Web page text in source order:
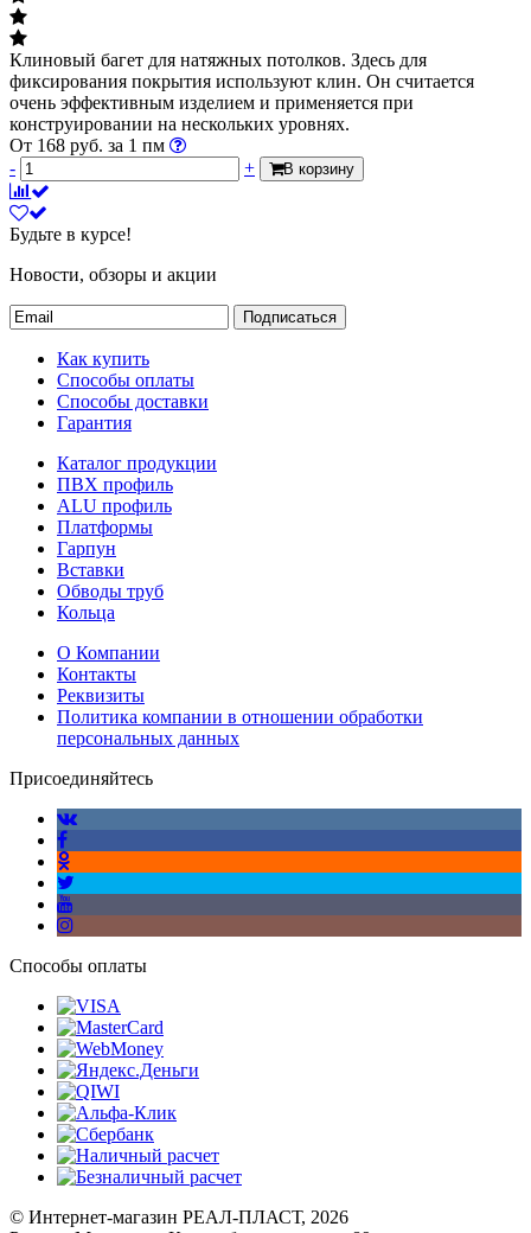
Клиновый багет для натяжных потолков. Здесь для
фиксирования покрытия используют клин. Он считается
очень эффективным изделием и применяется при
конструировании на нескольких уровнях.
От 168 руб. за 1 пм
-
+ В корзину
Будьте в курсе!
Новости, обзоры и акции
Подписаться
Как купить
Способы оплаты
Способы доставки
Гарантия
Каталог продукции
ПВХ профиль
ALU профиль
Платформы
Гарпун
Вставки
Обводы труб
Кольца
О Компании
Контакты
Реквизиты
Политика компании в отношении обработки
персональных данных
Присоединяйтесь
Способы оплаты
© Интернет-магазин РЕАЛ-ПЛАСТ, 2026